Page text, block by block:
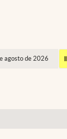
agosto de 2026